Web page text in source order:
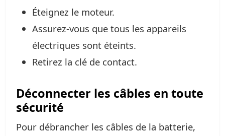
Éteignez le moteur.
Assurez-vous que tous les appareils
électriques sont éteints.
Retirez la clé de contact.
Déconnecter les câbles en toute
sécurité
Pour débrancher les câbles de la batterie,